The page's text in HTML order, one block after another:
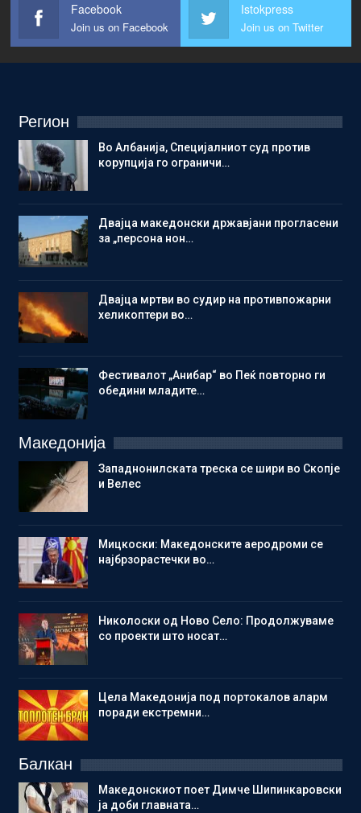
Facebook
Join us on Facebook
Istokpress
Join us on Twitter
Регион
Во Албанија, Специјалниот суд против
корупција го ограничи…
Двајца македонски државјани прогласени
за „персона нон…
Двајца мртви во судир на противпожарни
хеликоптери во…
Фестивалот „Анибар“ во Пеќ повторно ги
обедини младите…
Македонија
Западнонилската треска се шири во Скопје
и Велес
Мицкоски: Македонските аеродроми се
најбрзорастечки во…
Николоски од Ново Село: Продолжуваме
со проекти што носат…
Цела Македонија под портокалов аларм
поради екстремни…
Балкан
Македонскиот поет Димче Шипинкаровски
ја доби главната…